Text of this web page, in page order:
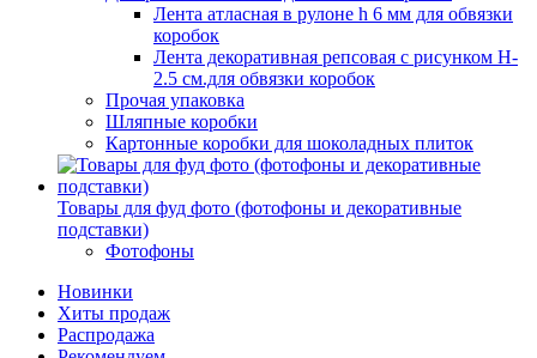
Лента атласная в рулоне h 6 мм для обвязки
коробок
Лента декоративная репсовая с рисунком H-
2.5 см.для обвязки коробок
Прочая упаковка
Шляпные коробки
Картонные коробки для шоколадных плиток
Товары для фуд фото (фотофоны и декоративные
подставки)
Фотофоны
Новинки
Хиты продаж
Распродажа